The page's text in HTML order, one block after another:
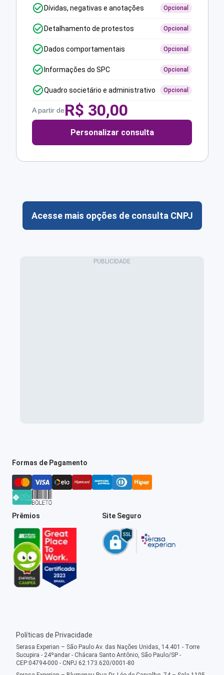
Dívidas, negativas e anotações Opcional
Detalhamento de protestos Opcional
Dados comportamentais Opcional
Informações do SPC Opcional
Quadro societário e administrativo Opcional
A partir deR$ 30,00
Personalizar consulta
Acesse mais opções de consulta CNPJ
Formas de Pagamento
Prêmios Site Seguro
Políticas de Privacidade
Serasa Experian – São Paulo Av. das Nações Unidas, 14.401 - Torre
Sucupira - 24ºandar - Chácara Santo Antônio, São Paulo/SP -
CEP:04794-000 - CNPJ 62.173.620/0001-80